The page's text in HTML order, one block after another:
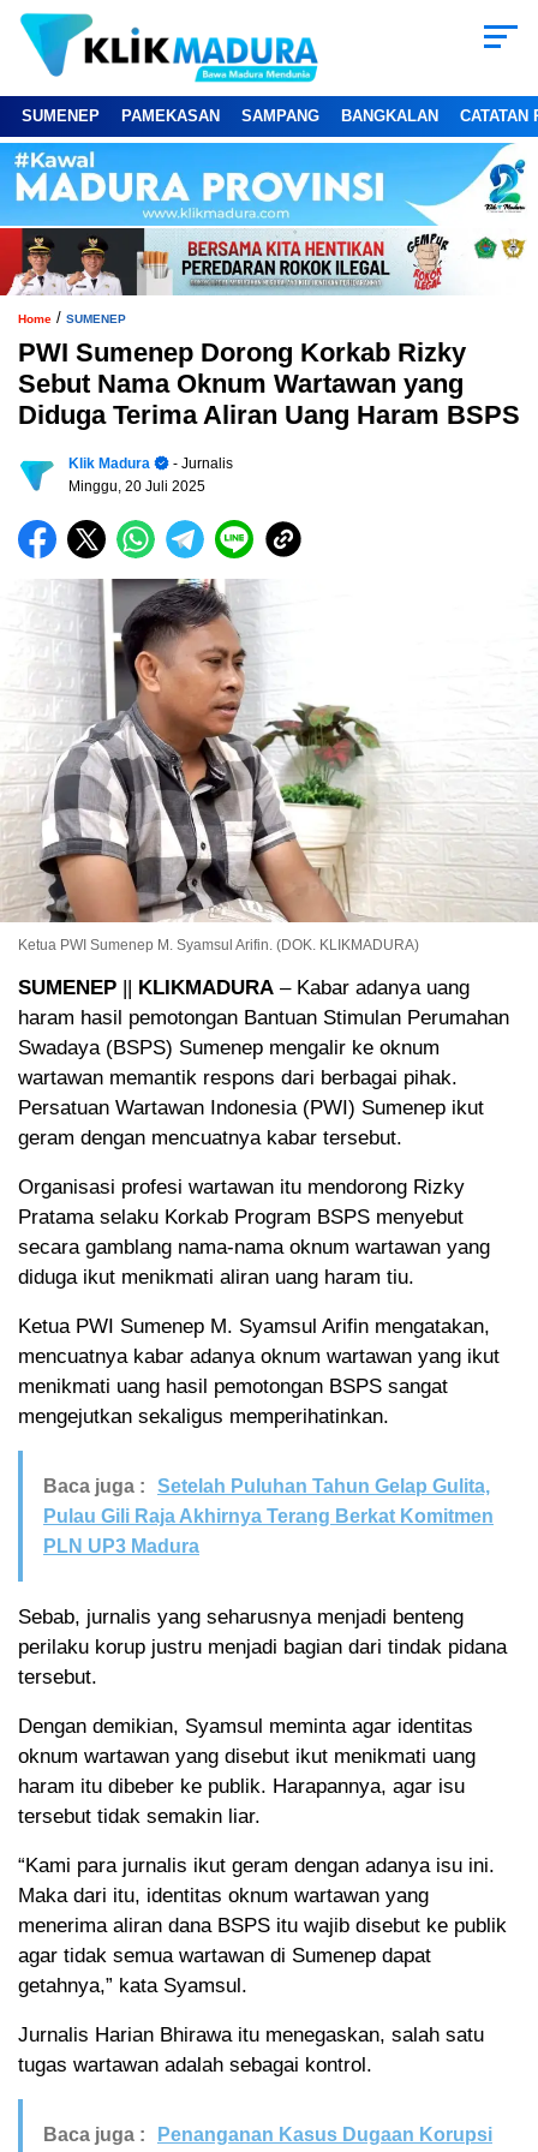
SUMENEP PAMEKASAN SAMPANG BANGKALAN CATATAN
Home / SUMENEP
PWI Sumenep Dorong Korkab Rizky
Sebut Nama Oknum Wartawan yang
Diduga Terima Aliran Uang Haram BSPS
Klik Madura
- Jurnalis
Minggu, 20 Juli 2025
Ketua PWI Sumenep M. Syamsul Arifin. (DOK. KLIKMADURA)
SUMENEP || KLIKMADURA – Kabar adanya uang
haram hasil pemotongan Bantuan Stimulan Perumahan
Swadaya (BSPS) Sumenep mengalir ke oknum
wartawan memantik respons dari berbagai pihak.
Persatuan Wartawan Indonesia (PWI) Sumenep ikut
geram dengan mencuatnya kabar tersebut.
Organisasi profesi wartawan itu mendorong Rizky
Pratama selaku Korkab Program BSPS menyebut
secara gamblang nama-nama oknum wartawan yang
diduga ikut menikmati aliran uang haram tiu.
Ketua PWI Sumenep M. Syamsul Arifin mengatakan,
mencuatnya kabar adanya oknum wartawan yang ikut
menikmati uang hasil pemotongan BSPS sangat
mengejutkan sekaligus memperihatinkan.
Baca juga :
Setelah Puluhan Tahun Gelap Gulita,
Pulau Gili Raja Akhirnya Terang Berkat Komitmen
PLN UP3 Madura
Sebab, jurnalis yang seharusnya menjadi benteng
perilaku korup justru menjadi bagian dari tindak pidana
tersebut.
Dengan demikian, Syamsul meminta agar identitas
oknum wartawan yang disebut ikut menikmati uang
haram itu dibeber ke publik. Harapannya, agar isu
tersebut tidak semakin liar.
“Kami para jurnalis ikut geram dengan adanya isu ini.
Maka dari itu, identitas oknum wartawan yang
menerima aliran dana BSPS itu wajib disebut ke publik
agar tidak semua wartawan di Sumenep dapat
getahnya,” kata Syamsul.
Jurnalis Harian Bhirawa itu menegaskan, salah satu
tugas wartawan adalah sebagai kontrol.
Baca juga : Penanganan Kasus Dugaan Korupsi